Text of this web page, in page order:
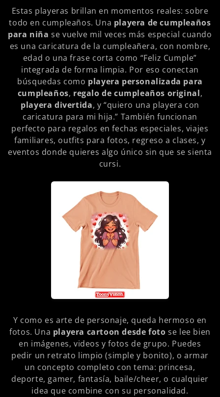
Estas playeras brillan en momentos reales: sobre
todo en cumpleaños. Una playera de cumpleaños
para niña se vuelve mil veces más especial cuando
es una caricatura de la cumpleañera, con nombre,
edad o una frase corta como “Feliz Cumple”
integrada de forma limpia. Por eso conectan
búsquedas como playera personalizada para
cumpleaños, regalo de cumpleaños original,
playera divertida, y “quiero una playera con
caricatura para mi hija.” También funcionan
perfecto para regalos en fechas especiales, viajes
familiares, outfits para fotos, regreso a clases, y
eventos donde quieres algo único sin que se sienta
cursi.
Y como es arte de personaje, queda hermoso en
fotos. Una playera cartoon desde foto se lee bien
en imágenes, videos y fotos de grupo. Puedes
pedir un retrato limpio (simple y bonito), o armar
un concepto completo con tema: princesa,
deporte, gamer, fantasía, baile/cheer, o cualquier
idea que combine con su personalidad.